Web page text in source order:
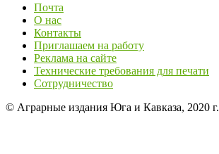
Почта
О нас
Контакты
Приглашаем на работу
Реклама на сайте
Технические требования для печати
Сотрудничество
© Аграрные издания Юга и Кавказа, 2020 г.